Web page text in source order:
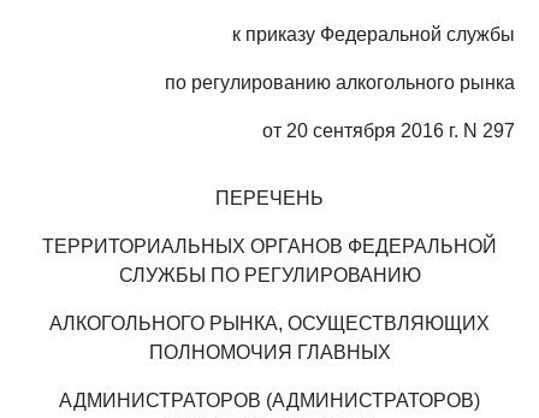
к приказу Федеральной службы
по регулированию алкогольного рынка
от 20 сентября 2016 г. N 297
ПЕРЕЧЕНЬ
ТЕРРИТОРИАЛЬНЫХ ОРГАНОВ ФЕДЕРАЛЬНОЙ
СЛУЖБЫ ПО РЕГУЛИРОВАНИЮ
АЛКОГОЛЬНОГО РЫНКА, ОСУЩЕСТВЛЯЮЩИХ
ПОЛНОМОЧИЯ ГЛАВНЫХ
АДМИНИСТРАТОРОВ (АДМИНИСТРАТОРОВ)